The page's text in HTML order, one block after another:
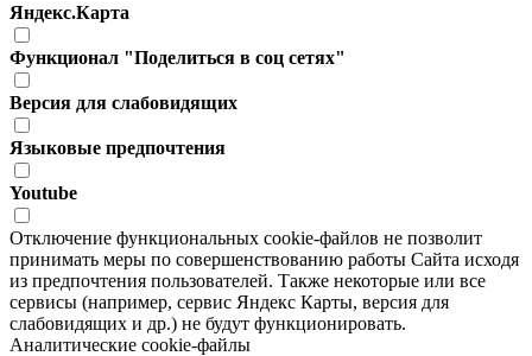
Яндекс.Карта
Функционал "Поделиться в соц сетях"
Версия для слабовидящих
Языковые предпочтения
Youtube
Отключение функциональных cookie-файлов не позволит
принимать меры по совершенствованию работы Сайта исходя
из предпочтения пользователей. Также некоторые или все
сервисы (например, сервис Яндекс Карты, версия для
слабовидящих и др.) не будут функционировать.
Аналитические cookie-файлы